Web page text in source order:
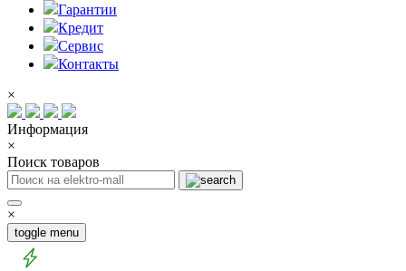
Гарантии
Кредит
Сервис
Контакты
×
Информация
×
Поиск товаров
×
toggle menu